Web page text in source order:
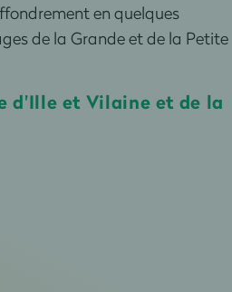
en quelques
de la Grande et de la Petite
d'Ille et Vilaine et de la